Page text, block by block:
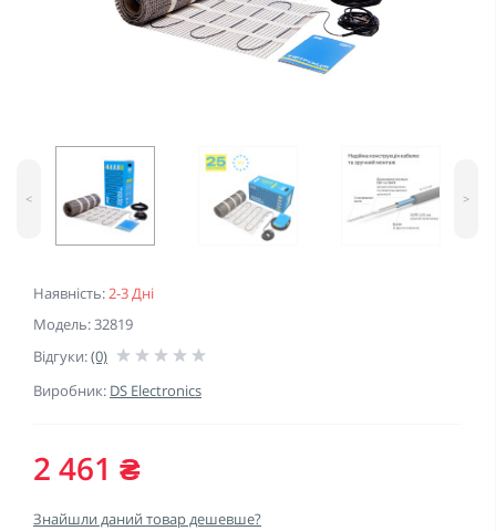
Наявність:2-3 Дні
Модель: 32819
Відгуки:(0)
Виробник: DS Electronics
< >
2 461 ₴
Знайшли даний товар дешевше?